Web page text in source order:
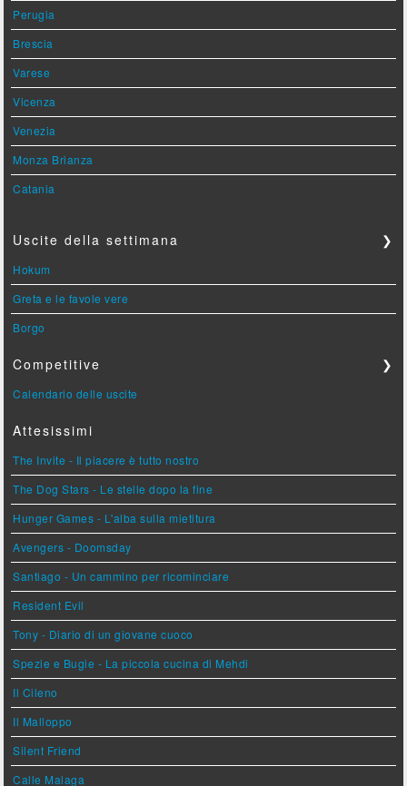
Perugia
Brescia
Varese
Vicenza
Venezia
Monza Brianza
Catania
Uscite della settimana ❯
Hokum
Greta e le favole vere
Borgo
Competitive ❯
Calendario delle uscite
Attesissimi
The Invite - Il piacere è tutto nostro
The Dog Stars - Le stelle dopo la fine
Hunger Games - L'alba sulla mietitura
Avengers - Doomsday
Santiago - Un cammino per ricominciare
Resident Evil
Tony - Diario di un giovane cuoco
Spezie e Bugie - La piccola cucina di Mehdi
Il Cileno
Il Malloppo
Silent Friend
Calle Malaga